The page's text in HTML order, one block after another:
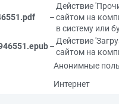
–
Действие
сайтом на
в систему или
–
Действие
сайтом на
Анонимные
Интернет